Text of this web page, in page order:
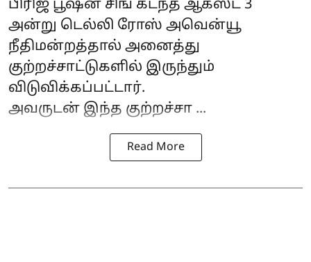
பிரிஜ் பூஷன் சிங் கடந்த ஆகஸ்ட் 3
அன்று டெல்லி ரோஸ் அவென்யூ
நீதிமன்றத்தால் அனைத்து
குற்றச்சாட்டுகளில் இருந்தும்
விடுவிக்கப்பட்டார்.
அவருடன் இந்த குற்றச்சா ...
Read More